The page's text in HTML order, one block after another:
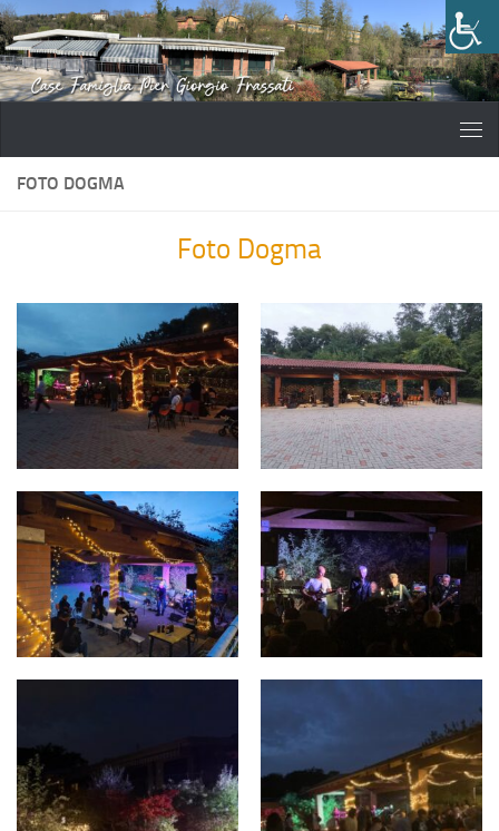
Salta al contenuto
FOTO DOGMA
Foto Dogma